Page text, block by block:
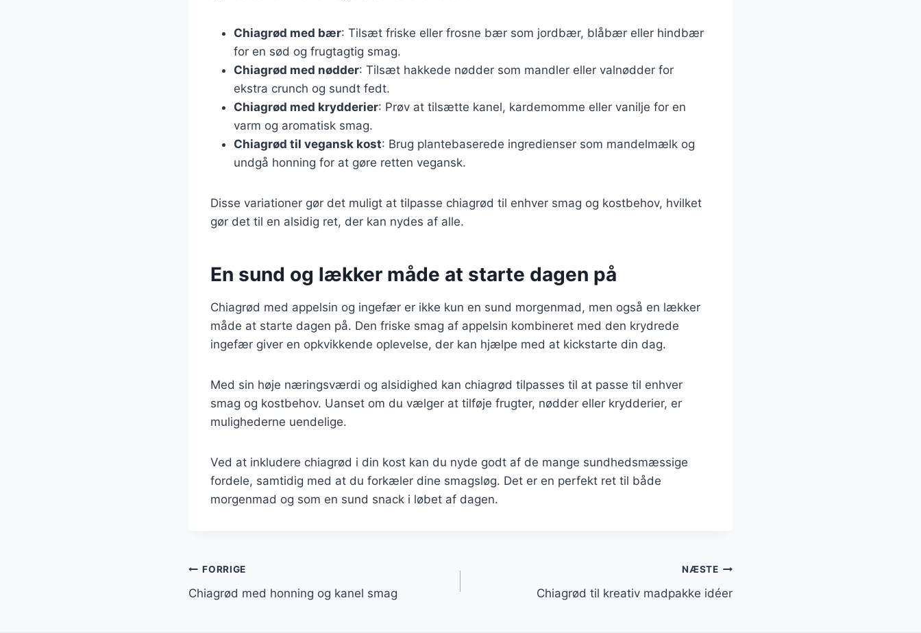
Chiagrød med bær: Tilsæt friske eller frosne bær som jordbær, blåbær eller hindbær
for en sød og frugtagtig smag.
Chiagrød med nødder: Tilsæt hakkede nødder som mandler eller valnødder for
ekstra crunch og sundt fedt.
Chiagrød med krydderier: Prøv at tilsætte kanel, kardemomme eller vanilje for en
varm og aromatisk smag.
Chiagrød til vegansk kost: Brug plantebaserede ingredienser som mandelmælk og
undgå honning for at gøre retten vegansk.
Disse variationer gør det muligt at tilpasse chiagrød til enhver smag og kostbehov, hvilket
gør det til en alsidig ret, der kan nydes af alle.
En sund og lækker måde at starte dagen på
Chiagrød med appelsin og ingefær er ikke kun en sund morgenmad, men også en lækker
måde at starte dagen på. Den friske smag af appelsin kombineret med den krydrede
ingefær giver en opkvikkende oplevelse, der kan hjælpe med at kickstarte din dag.
Med sin høje næringsværdi og alsidighed kan chiagrød tilpasses til at passe til enhver
smag og kostbehov. Uanset om du vælger at tilføje frugter, nødder eller krydderier, er
mulighederne uendelige.
Ved at inkludere chiagrød i din kost kan du nyde godt af de mange sundhedsmæssige
fordele, samtidig med at du forkæler dine smagsløg. Det er en perfekt ret til både
morgenmad og som en sund snack i løbet af dagen.
Indlægsnavigation
FORRIGE
Chiagrød med honning og kanel smag
NÆSTE
Chiagrød til kreativ madpakke idéer